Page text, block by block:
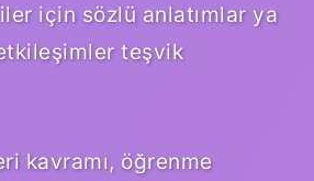
için sözlü anlatımlar ya
teşvik
kavramı, öğrenme